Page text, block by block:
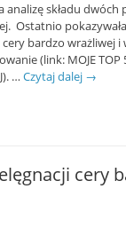
analizę składu
Ostatnio
bardzo wrażliwej i
(link: MOJE TOP
… Czytaj dalej →
cery